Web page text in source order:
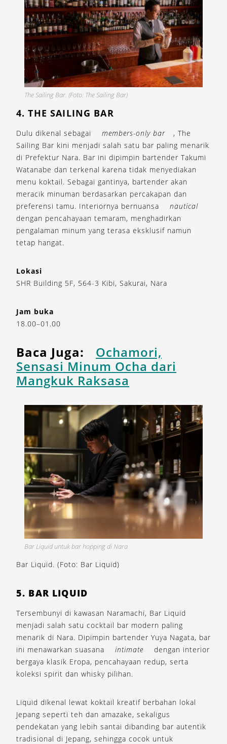
The Sailing Bar. (Foto: The Sailing Bar)
4. THE SAILING BAR
Dulu dikenal sebagai members-only bar
, The
Sailing Bar kini menjadi salah satu bar paling menarik
di Prefektur Nara. Bar ini dipimpin bartender Takumi
Watanabe dan terkenal karena tidak menyediakan
menu koktail. Sebagai gantinya, bartender akan
meracik minuman berdasarkan percakapan dan
preferensi tamu. Interiornya bernuansa
nautical
dengan pencahayaan temaram, menghadirkan
pengalaman minum yang terasa eksklusif namun
tetap hangat.
Lokasi
SHR Building 5F, 564-3 Kibi, Sakurai, Nara
Jam buka
18.00–01.00
Baca Juga:
Ochamori,
Sensasi Minum Ocha dari
Mangkuk Raksasa
Bar Liquid untuk bar hopping di Nara
Bar Liquid. (Foto: Bar Liquid)
5. BAR LIQUID
Tersembunyi di kawasan Naramachi, Bar Liquid
menjadi salah satu cocktail bar modern paling
menarik di Nara. Dipimpin bartender Yuya Nagata, bar
ini menawarkan suasana
intimate
dengan interior
bergaya klasik Eropa, pencahayaan redup, serta
koleksi spirit dan whisky pilihan.
Liquid dikenal lewat koktail kreatif berbahan lokal
Jepang seperti teh dan amazake, sekaligus
pendekatan yang lebih santai dibanding bar autentik
tradisional di Jepang, sehingga cocok untuk